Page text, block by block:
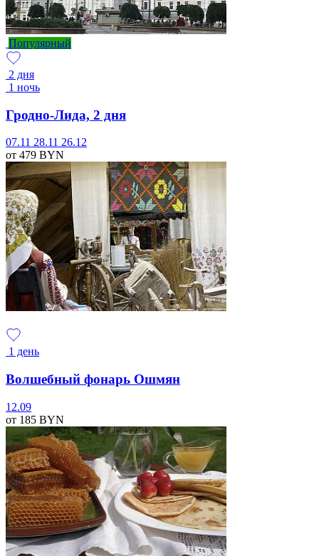
Популярный
2 дня
1 ночь
Гродно-Лида, 2 дня
07.11 28.11 26.12
от 479 BYN
1 день
Волшебный фонарь Ошмян
12.09
от 185 BYN